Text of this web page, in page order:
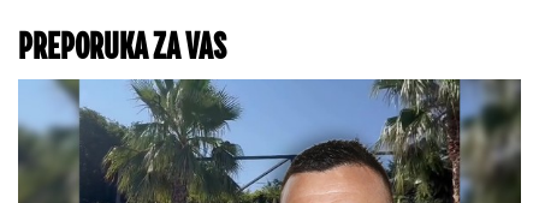
PREPORUKA ZA VAS